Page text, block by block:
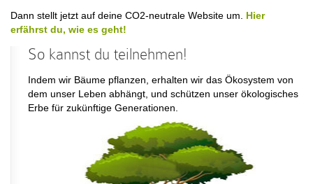
Dann stellt jetzt auf deine CO2-neutrale Website um. Hier
erfährst du, wie es geht!
So kannst du teilnehmen!
Indem wir Bäume pflanzen, erhalten wir das Ökosystem von
dem unser Leben abhängt, und schützen unser ökologisches
Erbe für zukünftige Generationen.